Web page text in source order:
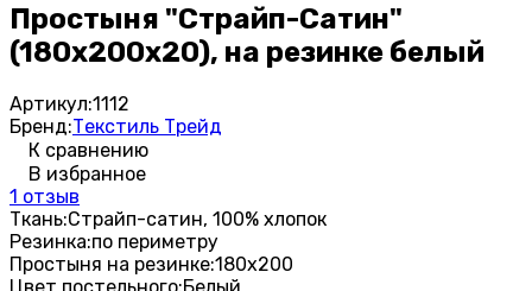
Простыня "Страйп-Сатин"
(180х200х20), на резинке белый
Артикул:1112
Бренд:Текстиль Трейд
К сравнению
В избранное
1 отзыв
Ткань:Страйп-сатин, 100% хлопок
Резинка:по периметру
Простыня на резинке:180х200